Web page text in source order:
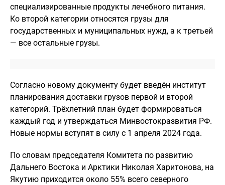
специализированные продукты лечебного питания.
Ко второй категории относятся грузы для
государственных и муниципальных нужд, а к третьей
— все остальные грузы.
Согласно новому документу будет введён институт
планирования доставки грузов первой и второй
категорий. Трёхлетний план будет формироваться
каждый год и утверждаться Минвостокразвития РФ.
Новые нормы вступят в силу с 1 апреля 2024 года.
По словам председателя Комитета по развитию
Дальнего Востока и Арктики Николая Харитонова, на
Якутию приходится около 55% всего северного